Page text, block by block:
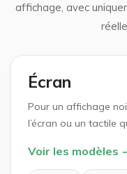
affichage, avec
Écran
Pour un affichage
l’écran ou un tactile
Voir les modèles